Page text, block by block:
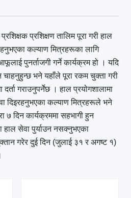
प्रशिक्षण तालिम पूरा गरी हाल
कल्याण मित्रहरूका लागि
पुनर्ताजगी गर्ने कार्यक्रम हो । यदि
चाहनुहुन्छ भने यहाँले पूरा रकम चुक्ता गरी
दर्ता गराउनुपर्नेछ । हाल प्रयोगशालामा
दिइरहनुभएका कल्याण मित्रहरूले भने
दिन कार्यक्रममा सहभागी हुन
सेवा पुर्याउन नसक्नुभएका
गरेर दुई दिन (जुलाई ३१ र अगष्ट १)